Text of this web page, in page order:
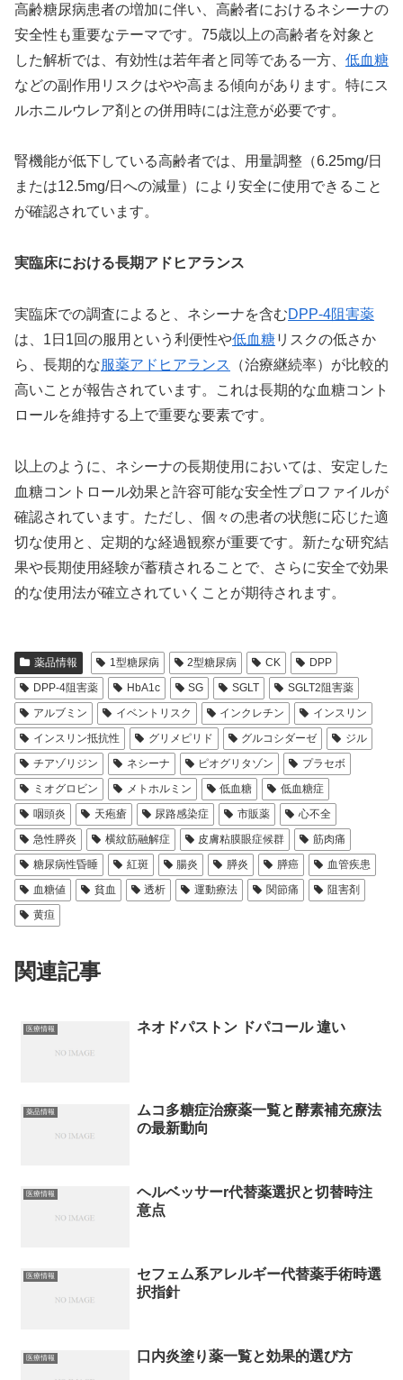
高齢糖尿病患者の増加に伴い、高齢者におけるネシーナの
安全性も重要なテーマです。75歳以上の高齢者を対象と
した解析では、有効性は若年者と同等である一方、 低血糖
などの副作用リスクはやや高まる傾向があります。特にス
ルホニルウレア剤との併用時には注意が必要です。
腎機能が低下している高齢者では、用量調整（6.25mg/日
または12.5mg/日への減量）により安全に使用できること
が確認されています。
実臨床における長期アドヒアランス
実臨床での調査によると、ネシーナを含むDPP-4阻害薬
は、1日1回の服用という利便性や低血糖リスクの低さか
ら、長期的な服薬アドヒアランス
（治療継続率）が比較的
高いことが報告されています。これは長期的な血糖コント
ロールを維持する上で重要な要素です。
以上のように、ネシーナの長期使用においては、安定した
血糖コントロール効果と許容可能な安全性プロファイルが
確認されています。ただし、個々の患者の状態に応じた適
切な使用と、定期的な経過観察が重要です。新たな研究結
果や長期使用経験が蓄積されることで、さらに安全で効果
的な使用法が確立されていくことが期待されます。
薬品情報 1型糖尿病 2型糖尿病 CK
DPP
DPP-4阻害薬
HbA1c SG SGLT
SGLT2阻害薬
アルブミン
イベントリスク インクレチン
インスリン
インスリン抵抗性
グリメピリド グルコシダーゼ
ジル
チアゾリジン
ネシーナ ピオグリタゾン
プラセボ
ミオグロビン
メトホルミン 低血糖
低血糖症
咽頭炎
天疱瘡 尿路感染症 市販薬
心不全
急性膵炎
横紋筋融解症 皮膚粘膜眼症候群
筋肉痛
糖尿病性昏睡
紅斑 腸炎 膵炎 膵癌
血管疾患
血糖値
貧血 透析 運動療法 関節痛
阻害剤
黄疸
関連記事
医療情報 ネオドパストン ドパコール 違い
薬品情報
ムコ多糖症治療薬一覧と酵素補充療法
の最新動向
医療情報
ヘルベッサーr代替薬選択と切替時注
意点
医療情報
セフェム系アレルギー代替薬手術時選
択指針
医療情報 口内炎塗り薬一覧と効果的選び方